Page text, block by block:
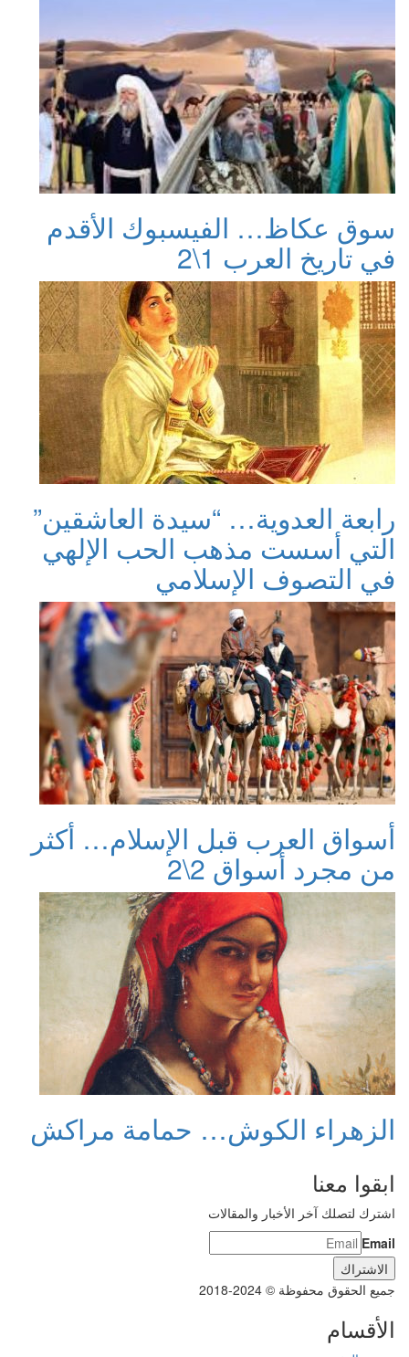
سوق عكاظ… الفيسبوك الأقدم
في تاريخ العرب 1\2
رابعة العدوية… “سيدة العاشقين”
التي أسست مذهب الحب الإلهي
في التصوف الإسلامي
أسواق العرب قبل الإسلام… أكثر
من مجرد أسواق 2\2
الزهراء الكوش… حمامة مراكش
ابقوا معنا
اشترك لتصلك آخر الأخبار والمقالات
Email
جميع الحقوق محفوظة © 2024-2018
الأقسام